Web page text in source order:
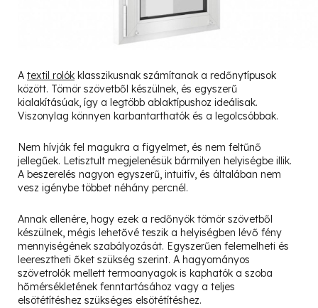
A textil rolók klasszikusnak számítanak a redőnytípusok
között. Tömör szövetből készülnek, és egyszerű
kialakításúak, így a legtöbb ablaktípushoz ideálisak.
Viszonylag könnyen karbantarthatók és a legolcsóbbak.
Nem hívják fel magukra a figyelmet, és nem feltűnő
jellegűek. Letisztult megjelenésük bármilyen helyiségbe illik.
A beszerelés nagyon egyszerű, intuitív, és általában nem
vesz igénybe többet néhány percnél.
Annak ellenére, hogy ezek a redőnyök tömör szövetből
készülnek, mégis lehetővé teszik a helyiségben lévő fény
mennyiségének szabályozását. Egyszerűen felemelheti és
leeresztheti őket szükség szerint. A hagyományos
szövetrolók mellett termoanyagok is kaphatók a szoba
hőmérsékletének fenntartásához vagy a teljes
elsötétítéshez szükséges elsötétítéshez.